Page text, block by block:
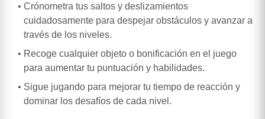
Crónometra tus saltos y deslizamientos
cuidadosamente para despejar obstáculos y avanzar a
través de los niveles.
Recoge cualquier objeto o bonificación en el juego
para aumentar tu puntuación y habilidades.
Sigue jugando para mejorar tu tiempo de reacción y
dominar los desafíos de cada nivel.